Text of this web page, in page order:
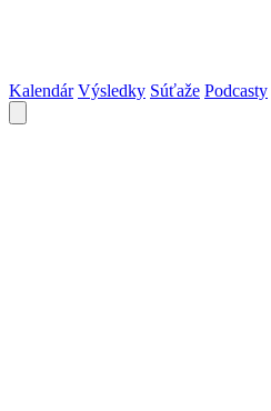
Kalendár Výsledky Súťaže Podcasty